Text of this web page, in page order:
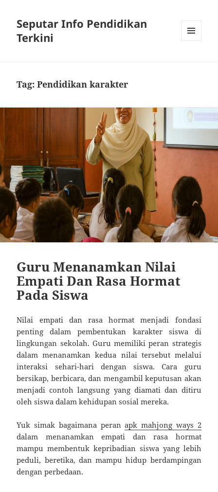
Seputar Info Pendidikan
Terkini
Tag:Pendidikan karakter
Guru Menanamkan Nilai
Empati Dan Rasa Hormat
Pada Siswa
Nilai empati dan rasa hormat menjadi fondasi
penting dalam pembentukan karakter siswa di
lingkungan sekolah. Guru memiliki peran strategis
dalam menanamkan kedua nilai tersebut melalui
interaksi sehari-hari dengan siswa. Cara guru
bersikap, berbicara, dan mengambil keputusan akan
menjadi contoh langsung yang diamati dan ditiru
oleh siswa dalam kehidupan sosial mereka.
Yuk simak bagaimana peranapk mahjong ways 2
dalam menanamkan empati dan rasa hormat
mampu membentuk kepribadian siswa yang lebih
peduli, beretika, dan mampu hidup berdampingan
dengan perbedaan.